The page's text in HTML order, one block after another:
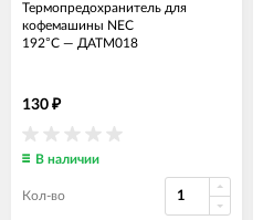
Термопредохранитель для
кофемашины NEC
192°C — ДАТМ018
130 ₽
В наличии
Кол-во